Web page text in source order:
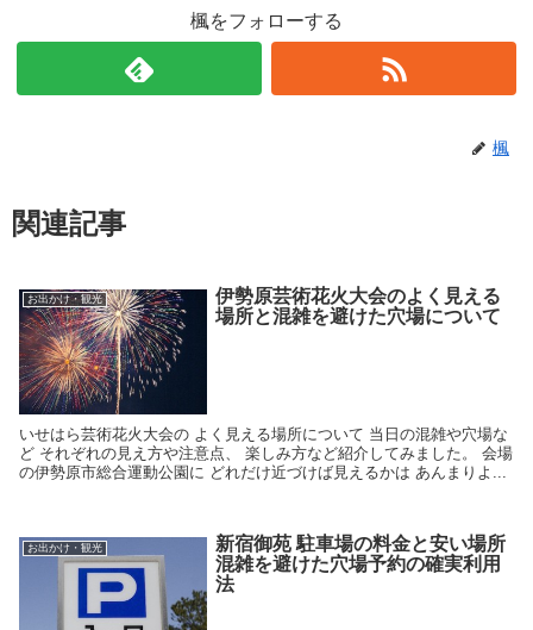
楓をフォローする
楓
関連記事
お出かけ・観光
伊勢原芸術花火大会のよく見える
場所と混雑を避けた穴場について
いせはら芸術花火大会の よく見える場所について 当日の混雑や穴場な
ど それぞれの見え方や注意点、 楽しみ方など紹介してみました。 会場
の伊勢原市総合運動公園に どれだけ近づけば見えるかは あんまりよ...
お出かけ・観光
新宿御苑 駐車場の料金と安い場所
混雑を避けた穴場予約の確実利用
法